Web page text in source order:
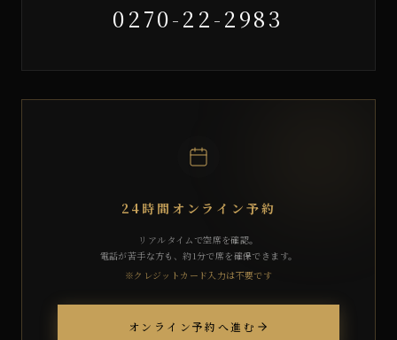
0270-22-2983
24時間オンライン予約
リアルタイムで空席を確認。
電話が苦手な方も、約1分で席を確保できます。
※クレジットカード入力は不要です
オンライン予約へ進む